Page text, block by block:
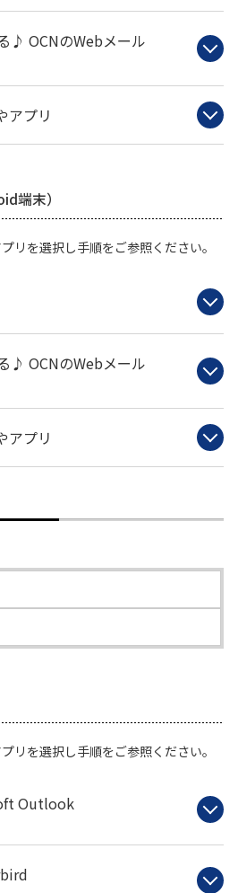
♪ OCNのWebメール
アプリ
端末）
リを選択し手順をご参照ください。
♪ OCNのWebメール
アプリ
リを選択し手順をご参照ください。
Outlook